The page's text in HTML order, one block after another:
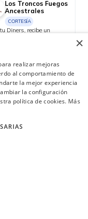
Los Troncos Fuegos
Ancestrales
CORTESÍA
Diners, recibe un
298 1300
×
realizar mejoras
al comportamiento de
la mejor experiencia
la configuración
política de cookies. Más